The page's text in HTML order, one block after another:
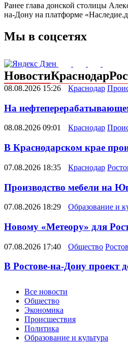
Ранее глава донской столицы
на-Дону на платформе
Мы в соцсетях
НовостиКраснодар
08.08.2026 15:26 Краснодар
На
08.08.2026 09:01 Краснодар
В Краснодарском крае
07.08.2026 18:35 Краснодар
Производство мебели на
07.08.2026 18:29 Образование и
Новому «Метеору» для
07.08.2026 17:40 Общество
В Ростове-на-Дону проект
Новости
Все новости
Общество
Экономика
Происшествия
Политика
Образование и культура